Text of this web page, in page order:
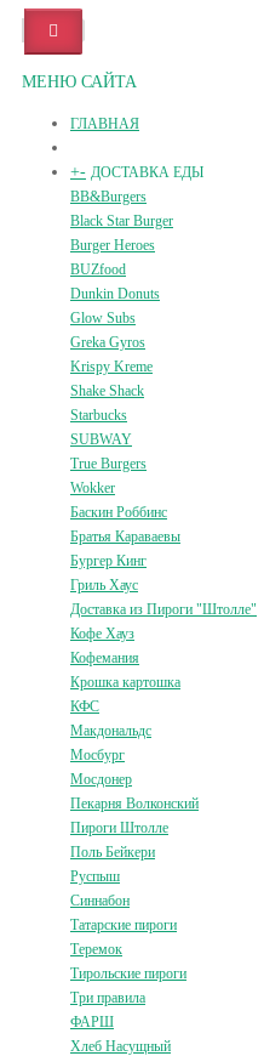
МЕНЮ САЙТА
ГЛАВНАЯ
+- ДОСТАВКА ЕДЫ
BB&Burgers
Black Star Burger
Burger Heroes
BUZfood
Dunkin Donuts
Glow Subs
Greka Gyros
Krispy Kreme
Shake Shack
Starbucks
SUBWAY
True Burgers
Wokker
Баскин Роббинс
Братья Караваевы
Бургер Кинг
Гриль Хаус
Доставка из Пироги "Штолле"
Кофе Хауз
Кофемания
Крошка картошка
КФС
Макдональдс
Мосбург
Мосдонер
Пекарня Волконский
Пироги Штолле
Поль Бейкери
Руспыш
Синнабон
Татарские пироги
Теремок
Тирольские пироги
Три правила
ФАРШ
Хлеб Насущный